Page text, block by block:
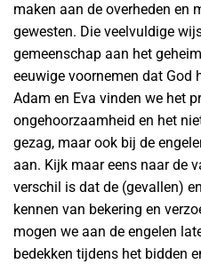
maken aan de overheden en
gewesten. Die veelvuldige
gemeenschap aan het
eeuwige voornemen dat God
Adam en Eva vinden we het
ongehoorzaamheid en het
gezag, maar ook bij de
aan. Kijk maar eens naar de
verschil is dat de (gevallen)
kennen van bekering en
mogen we aan de engelen
bedekken tijdens het bidden